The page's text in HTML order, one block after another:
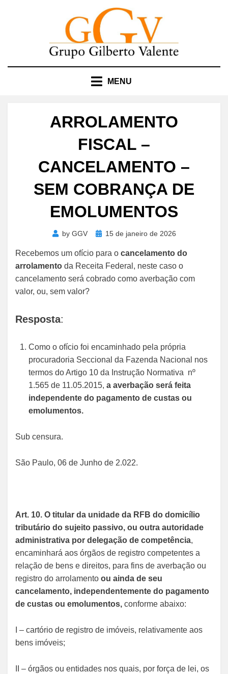
MENU
ARROLAMENTO
FISCAL –
CANCELAMENTO –
SEM COBRANÇA DE
EMOLUMENTOS
by GGV
Posted15 de janeiro de 2026
Recebemos um ofício para o cancelamento do
arrolamento da Receita Federal, neste caso o
cancelamento será cobrado como averbação com
valor, ou, sem valor?
Resposta:
Como o ofício foi encaminhado pela própria
procuradoria Seccional da Fazenda Nacional nos
termos do Artigo 10 da Instrução Normativa nº
1.565 de 11.05.2015, a averbação será feita
independente do pagamento de custas ou
emolumentos.
Sub censura.
São Paulo, 06 de Junho de 2.022.
Art. 10. O titular da unidade da RFB do domicílio
tributário do sujeito passivo, ou outra autoridade
administrativa por delegação de competência,
encaminhará aos órgãos de registro competentes a
relação de bens e direitos, para fins de averbação ou
registro do arrolamento ou ainda de seu
cancelamento, independentemente do pagamento
de custas ou emolumentos, conforme abaixo:
I – cartório de registro de imóveis, relativamente aos
bens imóveis;
II – órgãos ou entidades nos quais, por força de lei, os